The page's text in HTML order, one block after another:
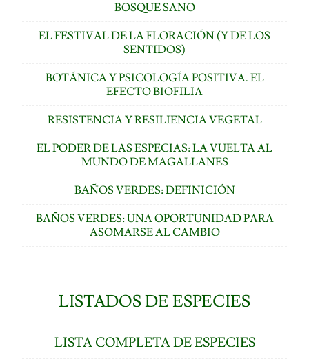
BOSQUE SANO
EL FESTIVAL DE LA FLORACIÓN (Y DE LOS
SENTIDOS)
BOTÁNICA Y PSICOLOGÍA POSITIVA. EL
EFECTO BIOFILIA
RESISTENCIA Y RESILIENCIA VEGETAL
EL PODER DE LAS ESPECIAS: LA VUELTA AL
MUNDO DE MAGALLANES
BAÑOS VERDES: DEFINICIÓN
BAÑOS VERDES: UNA OPORTUNIDAD PARA
ASOMARSE AL CAMBIO
LISTADOS DE ESPECIES
LISTA COMPLETA DE ESPECIES